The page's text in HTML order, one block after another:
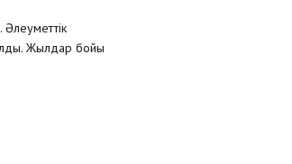
Жылдар бойы